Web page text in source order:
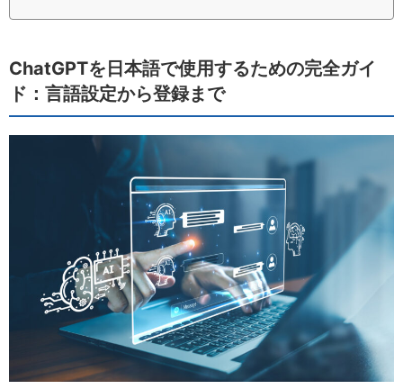
ChatGPTを日本語で使用するための完全ガイ
ド：言語設定から登録まで